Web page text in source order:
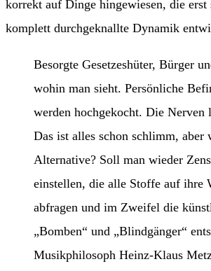
korrekt auf Dinge hingewiesen, die erst
komplett durchgeknallte Dynamik
Besorgte Gesetzeshüter, Bürger
wohin man sieht. Persönliche
werden hochgekocht. Die Nerven
Das ist alles schon schlimm, aber
Alternative? Soll man wieder
einstellen, die alle Stoffe auf ihre
abfragen und im Zweifel die
„Bomben“ und „Blindgänger“
Musikphilosoph Heinz-Klaus